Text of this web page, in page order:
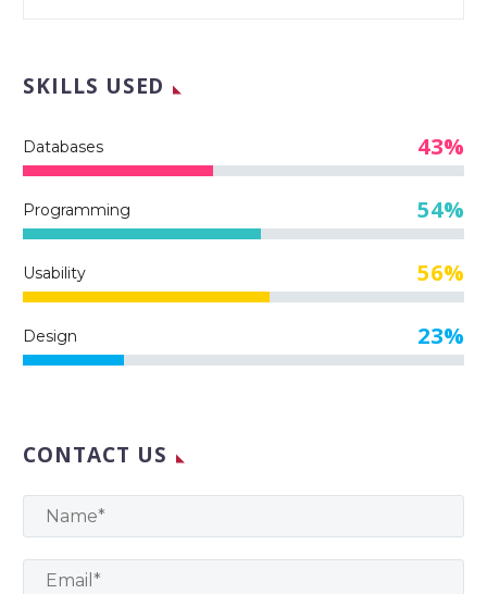
SKILLS USED
Databases 43%
Programming 54%
Usability 56%
Design 23%
CONTACT US